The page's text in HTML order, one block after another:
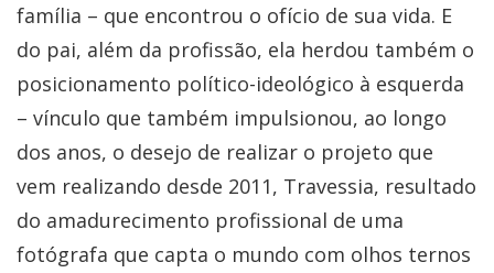
família – que encontrou o ofício de sua vida. E
do pai, além da profissão, ela herdou também o
posicionamento político-ideológico à esquerda
– vínculo que também impulsionou, ao longo
dos anos, o desejo de realizar o projeto que
vem realizando desde 2011, Travessia, resultado
do amadurecimento profissional de uma
fotógrafa que capta o mundo com olhos ternos